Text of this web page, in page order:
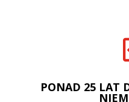
PONAD 25 LAT